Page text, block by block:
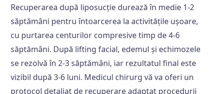
Recuperarea după liposucție durează în medie 1-2
săptămâni pentru întoarcerea la activitățile ușoare,
cu purtarea centurilor compresive timp de 4-6
săptămâni. După lifting facial, edemul și echimozele
se rezolvă în 2-3 săptămâni, iar rezultatul final este
vizibil după 3-6 luni. Medicul chirurg vă va oferi un
protocol detaliat de recuperare adaptat procedurii